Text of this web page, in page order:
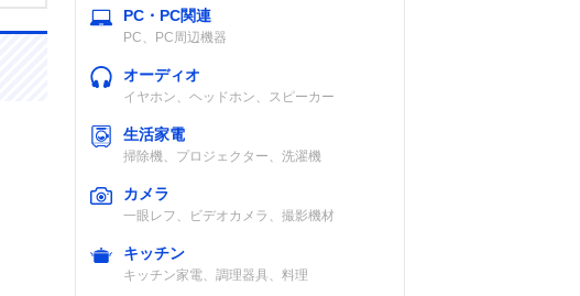
PC・PC関連
PC、PC周辺機器
オーディオ
イヤホン、ヘッドホン、スピーカー
生活家電
掃除機、プロジェクター、洗濯機
カメラ
一眼レフ、ビデオカメラ、撮影機材
キッチン
キッチン家電、調理器具、料理